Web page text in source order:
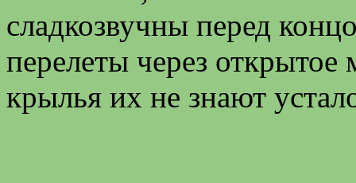
сладкозвучны перед
перелеты через открытое
крылья их не знают